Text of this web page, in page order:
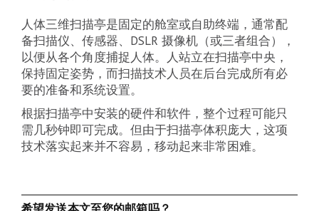
人体三维扫描亭是固定的舱室或自助终端，通常配
备扫描仪、传感器、DSLR 摄像机（或三者组合），
以便从各个角度捕捉人体。人站立在扫描亭中央，
保持固定姿势，而扫描技术人员在后台完成所有必
要的准备和系统设置。
根据扫描亭中安装的硬件和软件，整个过程可能只
需几秒钟即可完成。但由于扫描亭体积庞大，这项
技术落实起来并不容易，移动起来非常困难。
希望发送本文至您的邮箱吗？